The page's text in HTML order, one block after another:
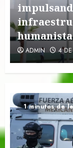
#UAT |
mundial
UAT.
ADMIN 4
1 minutos de